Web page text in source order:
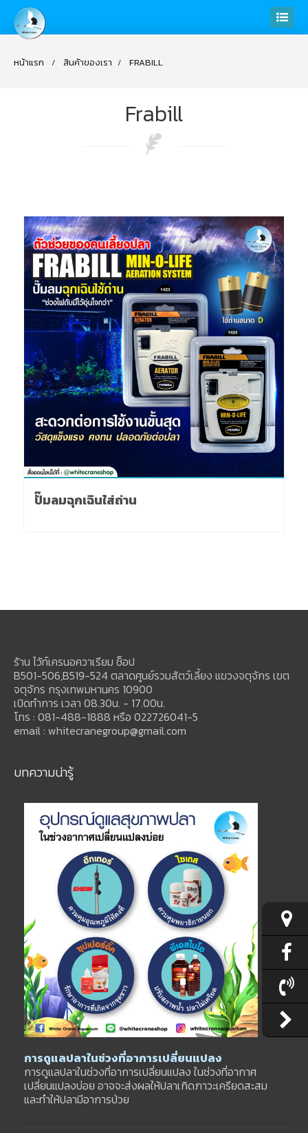
หน้าแรก สินค้าของเรา FRABILL
Frabill
ปั๊มลมฉุกเฉินใส่ถ่าน
ร้าน ไว้ท์เครนอควาเรียม ช็อป
B501-506,B519-524 ตลาดศูนย์รวมสัตว์เลี้ยง แขวงจตุจักร เขต
จตุจักร กรุงเทพมหานคร 10900
เปิดทำการ เวลา 08.30น. - 17.00น.
โทร : 081-488-1888 หรือ 022726041-5
email : whitecranegroup@gmail.com
บทความน่ารู้
การดูแลปลาในช่วงที่อาการเปลี่ยนแปลง
การดูแลปลาในช่วงที่อาการเปลี่ยนแปลง ในช่วงที่อากาศ
เปลี่ยนแปลงบ่อย อาจจะส่งผลให้ปลาเกิดภาวะเครียดสะสม
และทำให้ปลามีอาการป่วย